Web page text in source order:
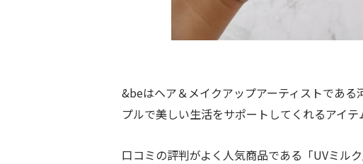
&beはヘア＆メイクアップアーティストであ
プルで美しい生活をサポートしてくれるアイテ
口コミの評判がよく人気商品である「UVミル